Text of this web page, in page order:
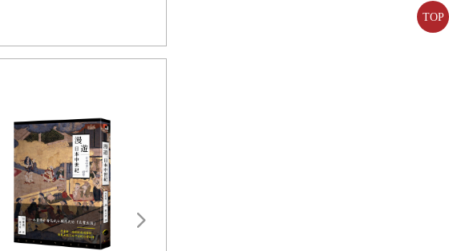
TOP
利」，因此為減輕男女結
；此外，政府部門也未能
、作用、解決，絕非是想
體分類標準」中刪除，二
國媒合婚姻者，需先成立